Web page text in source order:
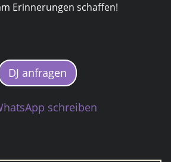
Erinnerungen schaffen!
DJ anfragen
schreiben